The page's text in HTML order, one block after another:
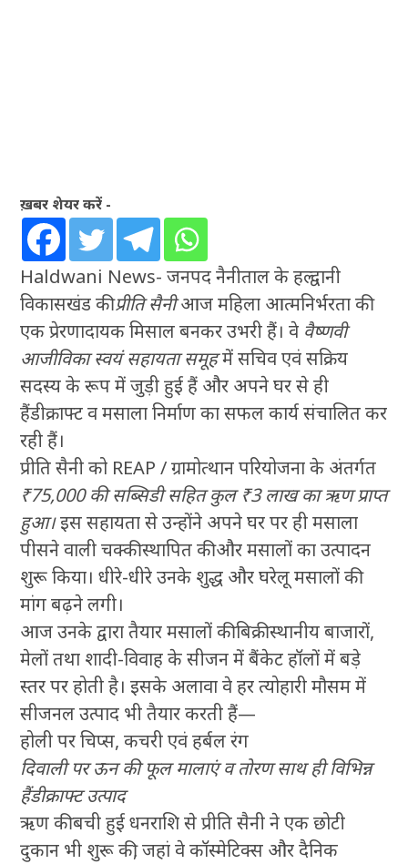
ख़बर शेयर करें -
Haldwani News- जनपद नैनीताल के हल्द्वानी
विकासखंड कीप्रीति सैनीआज महिला आत्मनिर्भरता की
एक प्रेरणादायक मिसाल बनकर उभरी हैं। वे वैष्णवी
आजीविका स्वयं सहायता समूहमें सचिव एवं सक्रिय
सदस्य के रूप में जुड़ी हुई हैं और अपने घर से ही
हैंडीक्राफ्ट व मसाला निर्माण का सफल कार्य संचालित कर
रही हैं।
प्रीति सैनी को REAP / ग्रामोत्थान परियोजना के अंतर्गत
₹75,000 की सब्सिडी सहित कुल ₹3 लाख का ऋण प्राप्त
हुआ।इस सहायता से उन्होंने अपने घर पर ही मसाला
पीसने वाली चक्की स्थापित की और मसालों का उत्पादन
शुरू किया। धीरे-धीरे उनके शुद्ध और घरेलू मसालों की
मांग बढ़ने लगी।
आज उनके द्वारा तैयार मसालों की बिक्री स्थानीय बाजारों,
मेलों तथा शादी-विवाह के सीजन में बैंकेट हॉलों में बड़े
स्तर पर होती है। इसके अलावा वे हर त्योहारी मौसम में
सीजनल उत्पाद भी तैयार करती हैं—
होली पर चिप्स, कचरी एवं हर्बल रंग
दिवाली पर ऊन की फूल मालाएं व तोरण साथ ही विभिन्न
हैंडीक्राफ्ट उत्पाद
ऋण की बची हुई धनराशि से प्रीति सैनी ने एक छोटी
दुकान भी शुरू की, जहां वे कॉस्मेटिक्स और दैनिक